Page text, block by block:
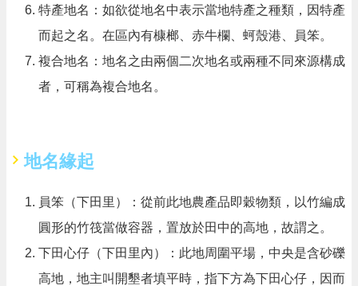
特產地名：如欲從地名中表示當地特產之種類，因特產
而起之名。在區內有槺榔、赤牛欄、蚵殼港、員笨。
複合地名：地名之由兩個二次地名或兩種不同來源構成
者，可稱為複合地名。
地名緣起
員笨（下田里）：從前此地農產品即穀物類，以竹編成
圓形的竹筏當做容器，置放於田中的高地，故謂之。
下田心仔（下田里內）：此地周圍平場，中央是含砂礫
高地，地主叫開墾者填平時，指下方為下田心仔，因而